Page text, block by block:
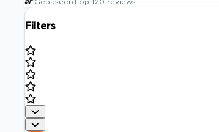
Gebaseerd op 120 reviews
Filters